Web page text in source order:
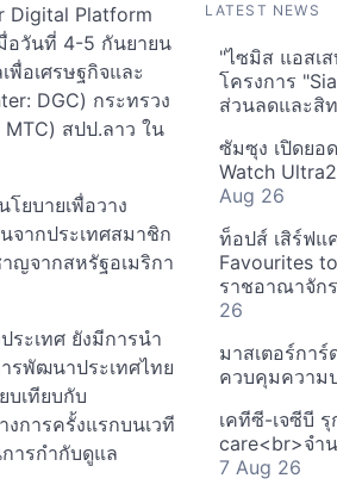
Digital Platform
อวันที่ 4-5 กันยายน
อเศรษฐกิจและ
DGC) กระทรวง
สปป.ลาว ใน
ยบายเพื่อวาง
ากประเทศสมาชิก
ญจากสหรัฐอเมริกา
ะเทศ ยังมีการนำ
รพัฒนาประเทศไทย
บเทียบกับ
การครั้งแรกบนเวที
ารกำกับดูแล
LATEST NEWS
"ไซมิส แอสเ
โครงการ
ส่วนลดและสิ
ซัมซุง เปิดยอ
Watch
Aug 26
ท็อปส์ เสิร์ฟแ
Favourites
ราชอาณาจัก
26
มาสเตอร์กา
ควบคุมความ
เคทีซี-เจซีบี
care<br>จำ
7 Aug 26